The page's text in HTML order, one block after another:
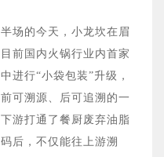
场的今天，小龙坎在眉
前国内火锅行业内首家
进行“小袋包装”升级，
可溯源、后可追溯的一
游打通了餐厨废弃油脂
后，不仅能往上游溯